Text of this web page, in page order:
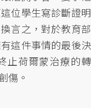
位學生寫診斷證明
言之，對於教育部
這件事情的最後決
止荷爾蒙治療的轉
傷。